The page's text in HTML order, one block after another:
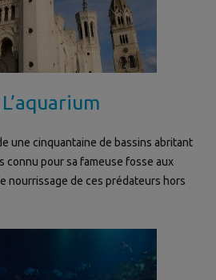
une cinquantaine de bassins abritant
connu pour sa fameuse fosse aux
nourrissage de ces prédateurs hors